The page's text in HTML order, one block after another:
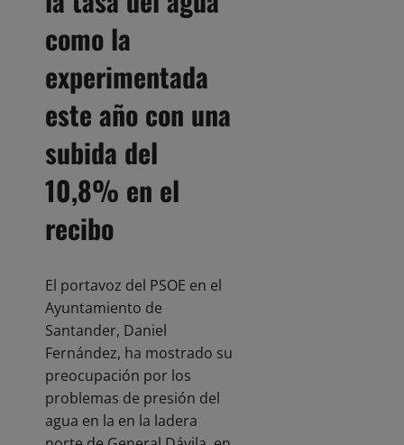
como la
experimentada
este año con una
subida del
10,8% en el
recibo
El portavoz del PSOE en el
Ayuntamiento de
Santander, Daniel
Fernández, ha mostrado su
preocupación por los
problemas de presión del
agua en la en la ladera